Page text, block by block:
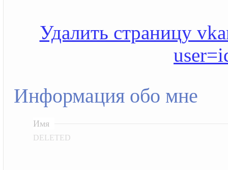
Удалить страницу
Информация обо мне
Имя
DELETED